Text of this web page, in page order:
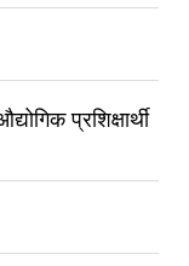
प्रशिक्षार्थी